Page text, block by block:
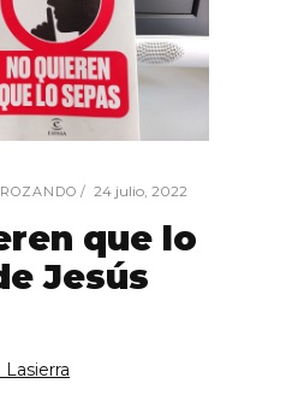
24 julio, 2022
que lo
Jesús